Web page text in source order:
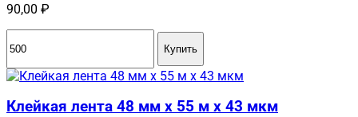
90,00 ₽
Купить
Клейкая лента 48 мм x 55 м x 43 мкм